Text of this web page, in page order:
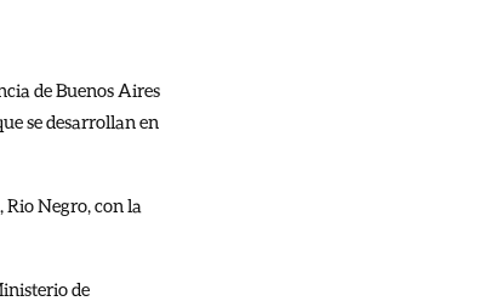
de Buenos Aires
se desarrollan en
Rio Negro, con la
de